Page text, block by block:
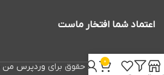
اعتماد شما افتخار ماست
تمام حقوق برای وردپرس من 0